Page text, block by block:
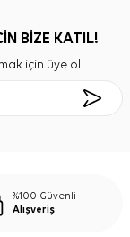
BİZE KATIL!
için üye ol.
%100 Güvenli
Alışveriş